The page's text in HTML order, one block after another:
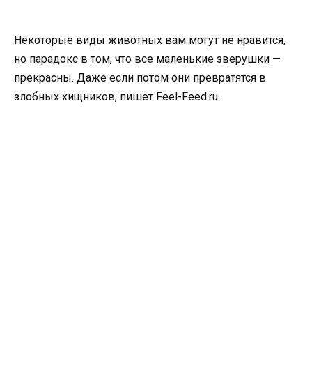
Некоторые виды животных вам могут не нравится,
но парадокс в том, что все маленькие зверушки —
прекрасны. Даже если потом они превратятся в
злобных хищников, пишет Feel-Feed.ru.